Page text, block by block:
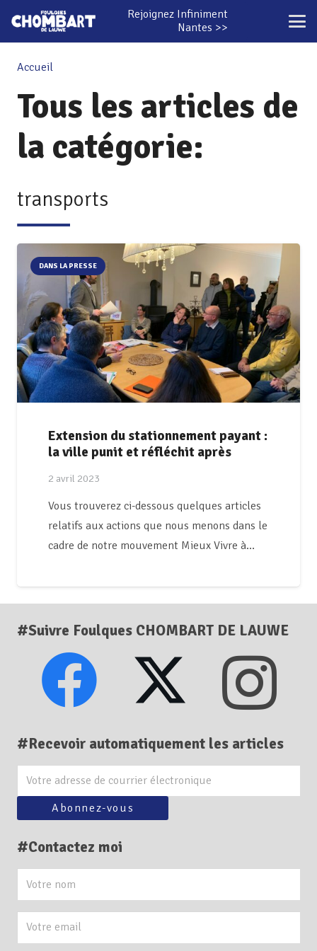
Rejoignez Infiniment
Nantes >>
Accueil
Tous les articles de
la catégorie:
transports
DANS LA PRESSE
Extension du stationnement payant :
la ville punit et réfléchit après
2 avril 2023
Vous trouverez ci-dessous quelques articles
relatifs aux actions que nous menons dans le
cadre de notre mouvement Mieux Vivre à…
#Suivre Foulques CHOMBART DE LAUWE
#Recevoir automatiquement les articles
#Contactez moi